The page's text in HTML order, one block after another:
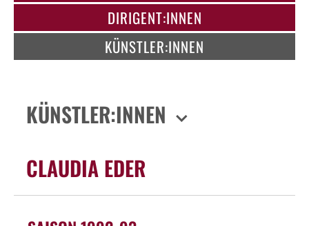
DIRIGENT:INNEN
KÜNSTLER:INNEN
KÜNSTLER:INNEN
CLAUDIA EDER